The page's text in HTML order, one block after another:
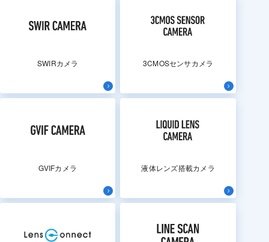
SWIRカメラ 3CMOSセンサカメラ
GVIFカメラ 液体レンズ搭載カメラ